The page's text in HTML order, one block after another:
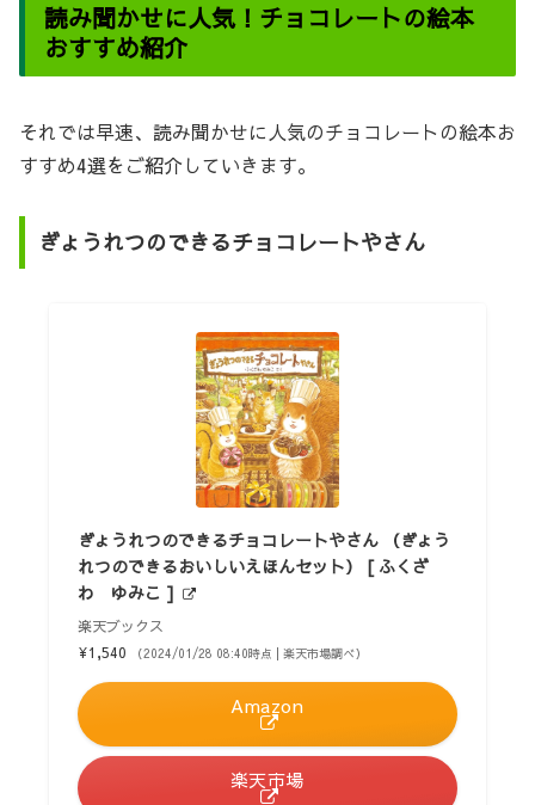
読み聞かせに人気！チョコレートの絵本
おすすめ紹介
それでは早速、読み聞かせに人気のチョコレートの絵本お
すすめ4選をご紹介していきます。
ぎょうれつのできるチョコレートやさん
ぎょうれつのできるチョコレートやさん （ぎょう
れつのできるおいしいえほんセット） [ ふくざ
わ ゆみこ ]
楽天ブックス
¥1,540
（2024/01/28 08:40時点 | 楽天市場調べ）
Amazon
楽天市場